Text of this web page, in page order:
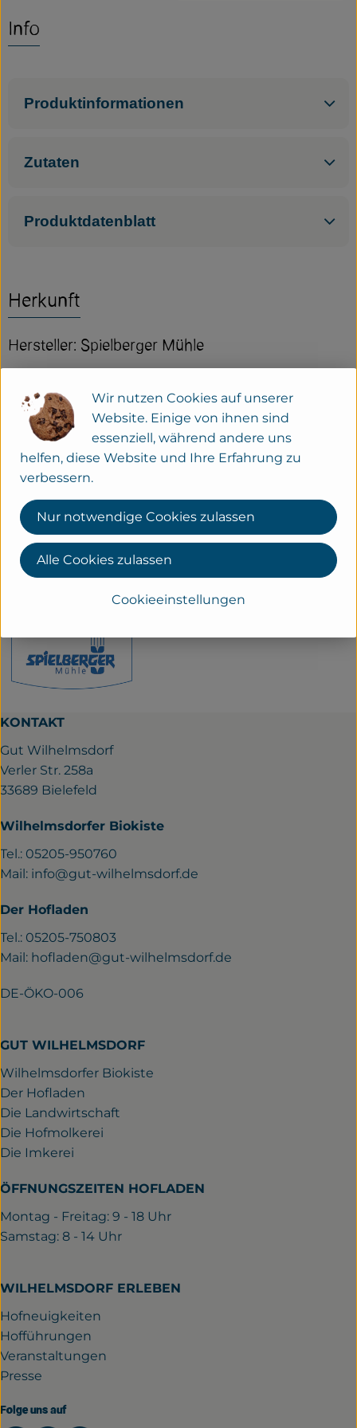
Info
Produktinformationen
Zutaten
Produktdatenblatt
Herkunft
Hersteller: Spielberger Mühle
Spielberger GmbH
Kontrollnummer DE-ÖKO-007
www.spielberger.de
(Daten von Ecoinform)
Spielberger Mühle
KONTAKT
Gut Wilhelmsdorf
Verler Str. 258a
33689 Bielefeld
Wilhelmsdorfer Biokiste
Tel.: 05205-950760
Mail: info@gut-wilhelmsdorf.de
Der Hofladen
Tel.: 05205-750803
Mail: hofladen@gut-wilhelmsdorf.de
DE-ÖKO-006
GUT WILHELMSDORF
Wilhelmsdorfer Biokiste
Der Hofladen
Die Landwirtschaft
Die Hofmolkerei
Die Imkerei
ÖFFNUNGSZEITEN HOFLADEN
Montag - Freitag: 9 - 18 Uhr
Samstag: 8 - 14 Uhr
WILHELMSDORF ERLEBEN
Hofneuigkeiten
Hofführungen
Veranstaltungen
Presse
Folge uns auf
Wir nutzen Cookies auf unserer
Website. Einige von ihnen sind
essenziell, während andere uns
helfen, diese Website und Ihre Erfahrung zu
verbessern.
Cookieeinstellungen
Nur notwendige Cookies zulassen
Alle Cookies zulassen